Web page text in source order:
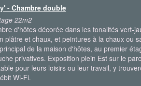
- Chambre double
22m2
d'hôtes décorée dans les tonalités vert-
plâtre et chaux, et peintures à la chaux ou
de la maison d'hôtes, au premier
privatives. Exposition plein Est sur le
pour leurs loisirs ou leur travail, y
Wi-Fi.